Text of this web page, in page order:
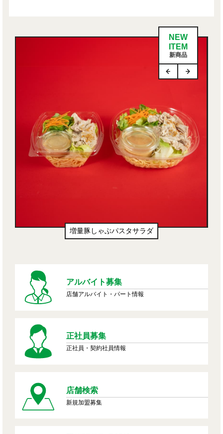
NEW
ITEM
新商品
増量豚しゃぶパスタサラダ
アルバイト募集
店舗アルバイト・パート情報
正社員募集
正社員・契約社員情報
店舗検索
新規加盟募集